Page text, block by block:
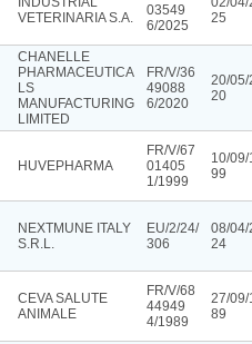
VETERINARIA S.A.
03549
6/2025
25
CHANELLE
PHARMACEUTICA
LS
MANUFACTURING
LIMITED
FR/V/36
49088
6/2020
20/05/
20
HUVEPHARMA
FR/V/67
01405
1/1999
10/09/
99
NEXTMUNE ITALY
S.R.L.
EU/2/24/
306
08/04/
24
CEVA SALUTE
ANIMALE
FR/V/68
44949
4/1989
27/09/
89